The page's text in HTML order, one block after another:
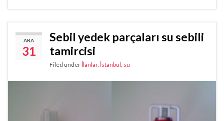
ARA
31
Sebil yedek parçaları su sebili
tamircisi
Filed under İlanlar, İstanbul, su